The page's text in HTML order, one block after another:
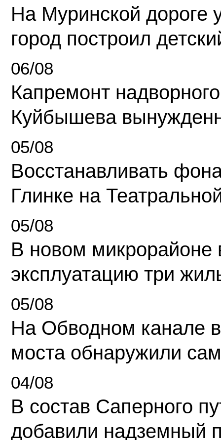
На Муринской дороге
город построил
06/08
Капремонт
Куйбышева
05/08
Восстанавливать
Глинке на
05/08
В новом микрорайоне
эксплуатацию три
05/08
На Обводном канале
моста обнаружили
04/08
В состав Саперного
добавили надземный